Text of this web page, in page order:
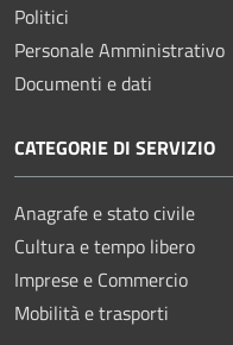
Politici
Personale Amministrativo
Documenti e dati
CATEGORIE DI SERVIZIO
Anagrafe e stato civile
Cultura e tempo libero
Imprese e Commercio
Mobilità e trasporti